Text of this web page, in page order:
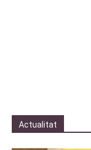
Actualitat